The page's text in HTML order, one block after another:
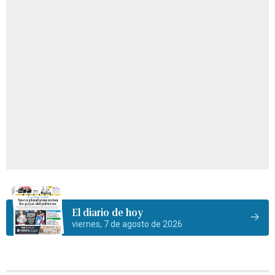
El diario de hoy
viernes, 7 de agosto de 2026